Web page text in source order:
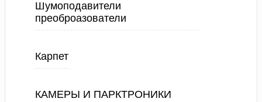
Шумоподавители
преоброазователи
Карпет
КАМЕРЫ И ПАРКТРОНИКИ